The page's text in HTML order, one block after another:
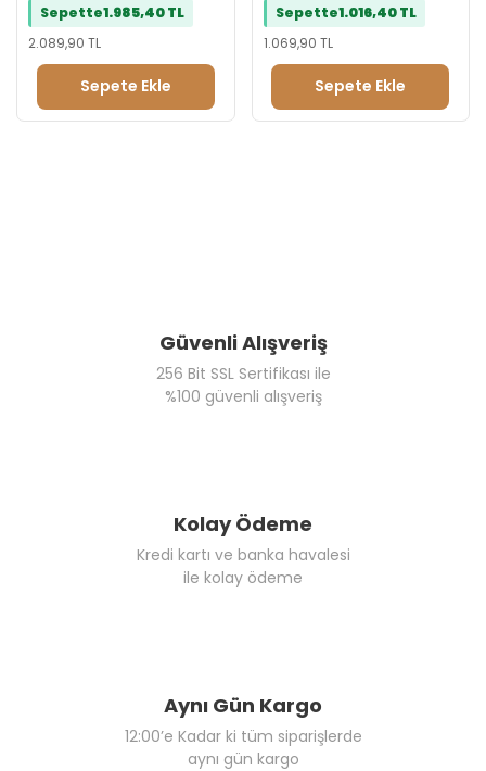
Sepette1.985,40 TL
2.089,90 TL
Sepete Ekle
Sepette1.016,40 TL
1.069,90 TL
Sepete Ekle
Güvenli Alışveriş
256 Bit SSL Sertifikası ile
%100 güvenli alışveriş
Kolay Ödeme
Kredi kartı ve banka havalesi
ile kolay ödeme
Aynı Gün Kargo
12:00’e Kadar ki tüm siparişlerde
aynı gün kargo
Tebrik Reyonu
Doğum Günü Reyonu
Evlilik Teklifi Reyonu